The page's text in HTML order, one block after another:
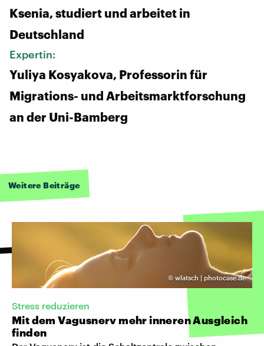
Ksenia, studiert und arbeitet in
Deutschland
Expertin:
Yuliya Kosyakova, Professorin für
Migrations- und Arbeitsmarktforschung
an der Uni-Bamberg
Weitere Beiträge
© wlatsch | photocase.de
Stress reduzieren
Mit dem Vagusnerv mehr inneren Ausgleich
finden